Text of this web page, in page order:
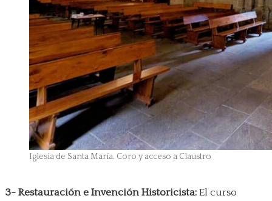
Iglesia de Santa María. Coro y acceso a Claustro
3- Restauración e Invención Historicista: El curso